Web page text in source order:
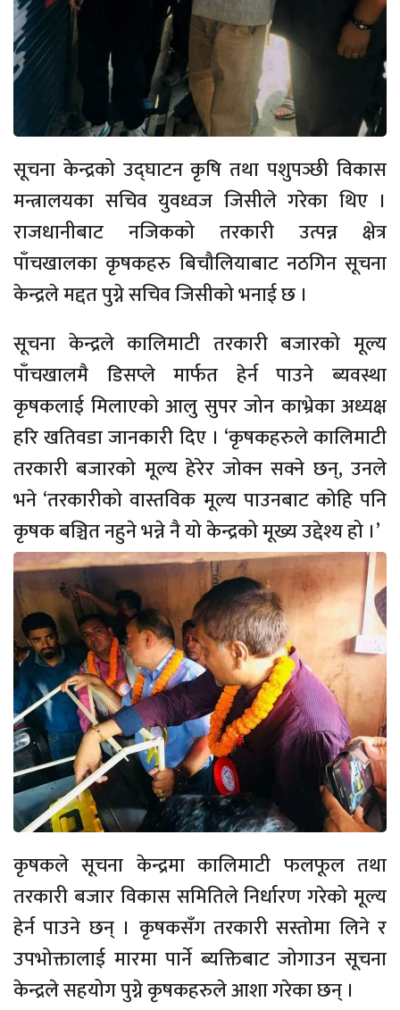
सूचना केन्द्रको उद्घाटन कृषि तथा पशुपञ्छी विकास
मन्त्रालयका सचिव युवध्वज जिसीले गरेका थिए ।
राजधानीबाट नजिकको तरकारी उत्पन्न क्षेत्र
पाँचखालका कृषकहरु बिचौलियाबाट नठगिन सूचना
केन्द्रले मद्दत पुग्ने सचिव जिसीको भनाई छ ।
सूचना केन्द्रले कालिमाटी तरकारी बजारको मूल्य
पाँचखालमै डिसप्ले मार्फत हेर्न पाउने ब्यवस्था
कृषकलाई मिलाएको आलु सुपर जोन काभ्रेका अध्यक्ष
हरि खतिवडा जानकारी दिए । ‘कृषकहरुले कालिमाटी
तरकारी बजारको मूल्य हेरेर जोक्न सक्ने छन्, उनले
भने ‘तरकारीको वास्तविक मूल्य पाउनबाट कोहि पनि
कृषक बञ्चित नहुने भन्ने नै यो केन्द्रको मूख्य उद्देश्य हो ।’
कृषकले सूचना केन्द्रमा कालिमाटी फलफूल तथा
तरकारी बजार विकास समितिले निर्धारण गरेको मूल्य
हेर्न पाउने छन् । कृषकसँग तरकारी सस्तोमा लिने र
उपभोक्तालाई मारमा पार्ने ब्यक्तिबाट जोगाउन सूचना
केन्द्रले सहयोग पुग्ने कृषकहरुले आशा गरेका छन् ।